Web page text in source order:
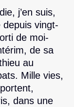
j’en suis,
depuis vingt-
de moi-
de sa
au
Mille vies,
dans une